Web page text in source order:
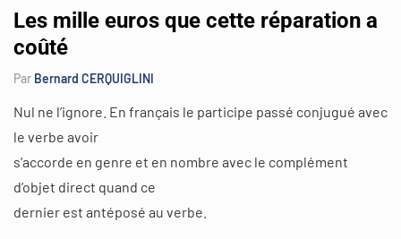
Les mille euros que cette réparation a
coûté
Par Bernard CERQUIGLINI
Nul ne l’ignore. En français le participe passé conjugué avec
le verbe avoir
s’accorde en genre et en nombre avec le complément
d’objet direct quand ce
dernier est antéposé au verbe.